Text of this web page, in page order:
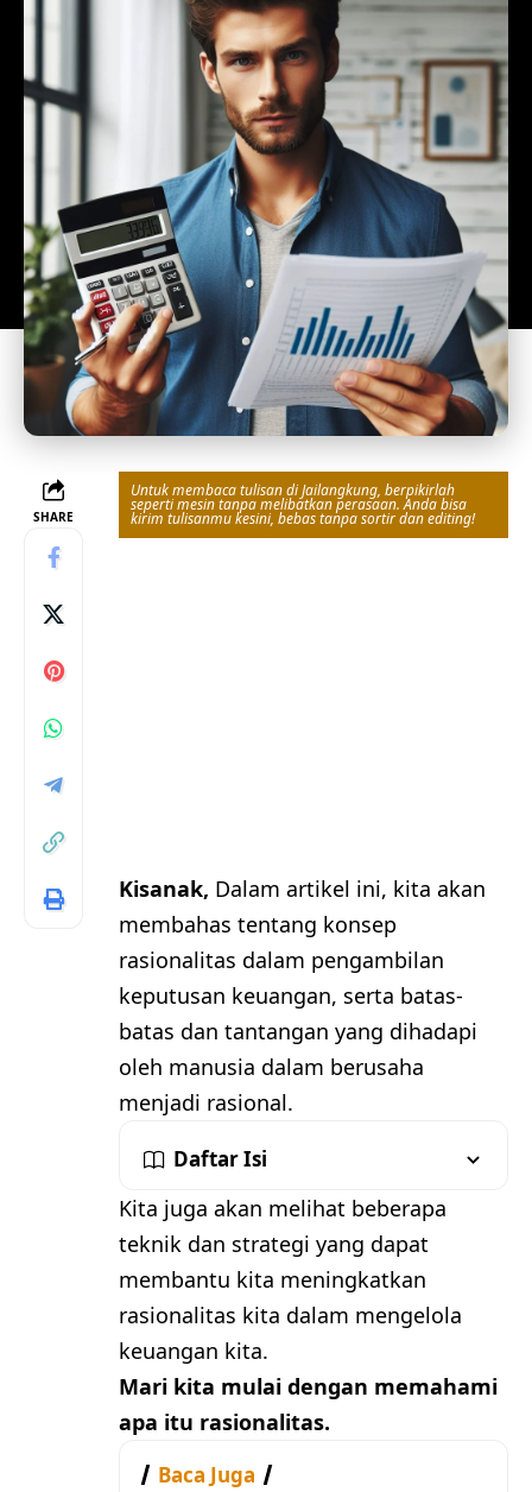
SHARE
Untuk membaca tulisan di Jailangkung, berpikirlah
seperti mesin tanpa melibatkan perasaan. Anda bisa
kirim tulisanmu kesini, bebas tanpa sortir dan editing!
Kisanak, Dalam artikel ini, kita akan
membahas tentang konsep
rasionalitas dalam pengambilan
keputusan keuangan, serta batas-
batas dan tantangan yang dihadapi
oleh manusia dalam berusaha
menjadi rasional.
Daftar Isi
Kita juga akan melihat beberapa
teknik dan strategi yang dapat
membantu kita meningkatkan
rasionalitas kita dalam mengelola
keuangan kita.
Mari kita mulai dengan memahami
apa itu rasionalitas.
Baca Juga